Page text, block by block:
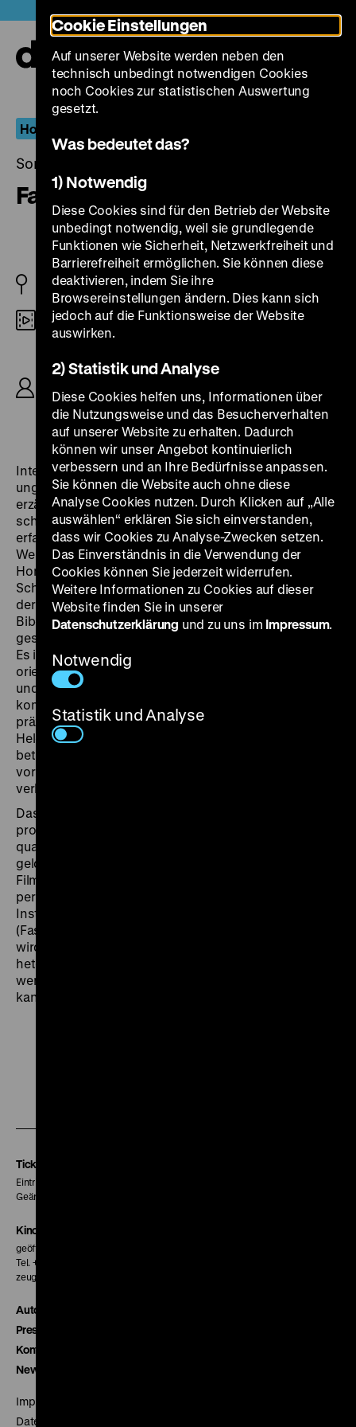
zum
Seiteninhalt
springen
Homosexualität_en
Sonntag, 16. August 2015, 19.00 - 00.00 Uhr
Faustrecht der Freiheit
BRD 1975
35mm
Fassbinder, Christian Hohoff, K: Michael
Ballhaus, D: Rainer Werner Fassbinder, Peter
Chatel, Karlheinz Böhm, Adrian Hoven, Harry
Baer, Peter Kern, 123 ‘
Interessanterweise scheint dieser für Fassbinder
ungewöhnlich offen von homosexuellen Beziehungen
erzählende Film in keiner Weise selbst von der
schwulen Emanzipationsbewegung der 1970er Jahre
erfasst zu sein. In der mittleren, der Sirk-Phase seines
Werks entstanden, ist das Milieu bourgeoiser
Homosexueller, in das es einen schwulen arbeitslosen
Schausteller verschlägt, so austauschbar wie die Art
der Liebe, durch die die Hauptfigur, nach Döblin „Franz
Biberkopf“ genannt und von Fassbinder selbst
gespielt, ausbeutbar wird und letztlich zugrunde geht.
Es ist die materielle Gier einer kapitalistisch
orientierten Gesellschaft, die die Beziehungen prägt –
und so zählt
komödiantischer Zuspitzung zunächst den Geldbetrag
präzise herunter, um den der ahnungs- und machtlose
Held nach und nach von seinen neuen Freunden
betrogen wird, um dann in einem melodramatischen,
vorhersehbaren Parabel-Schluss die bittere Moral zu
verkünden: Respekt kann man nicht erkaufen.
Dass die zum damaligen Zeitpunkt selten derart
prominent in Filmen repräsentierte schwule Szene
quasi als besonders grausame Erscheinungsform des
geldgeilen Bürgertums inszeniert wird, hat einige
Filmkritiker sehr enttäuscht. Doch wenn man die Liebe
per se als „das beste, hinterhältigste und wirksamste
Instrument gesellschaftlicher Unterdrückung“
(Fassbinder,
wird nachvollziehbar, dass auch Formen nicht-
heterosexuellen Zusammenlebens diesbezüglich
wenig utopisches Potenzial beigemessen werden
kann. (jak)
Tickets
Eintritt 5 €
Geänderte Preise sind im Programm vermerkt.
Kinokasse
geöffnet 30 Minuten vor Beginn der ersten Vorstellung
Tel. + 49 30 20304-770
zeughauskino@dhm.de
Autor*innen
Presse
Kontakt
Newsletter
Impressum
Datenschutz
Cookie Einstellungen
Auf unserer Website werden neben den
technisch unbedingt notwendigen Cookies
noch Cookies zur statistischen Auswertung
gesetzt.
Was bedeutet das?
1) Notwendig
Diese Cookies sind für den Betrieb der Website
unbedingt notwendig, weil sie grundlegende
Funktionen wie Sicherheit, Netzwerkfreiheit und
Barrierefreiheit ermöglichen. Sie können diese
deaktivieren, indem Sie ihre
Browsereinstellungen ändern. Dies kann sich
jedoch auf die Funktionsweise der Website
auswirken.
2) Statistik und Analyse
Diese Cookies helfen uns, Informationen über
die Nutzungsweise und das Besucherverhalten
auf unserer Website zu erhalten. Dadurch
können wir unser Angebot kontinuierlich
verbessern und an Ihre Bedürfnisse anpassen.
Sie können die Website auch ohne diese
Analyse Cookies nutzen. Durch Klicken auf „Alle
auswählen“ erklären Sie sich einverstanden,
dass wir Cookies zu Analyse-Zwecken setzen.
Das Einverständnis in die Verwendung der
Cookies können Sie jederzeit widerrufen.
Weitere Informationen zu Cookies auf dieser
Website finden Sie in unserer
Datenschutzerklärung und zu uns im Impressum.
Notwendig
Statistik und Analyse